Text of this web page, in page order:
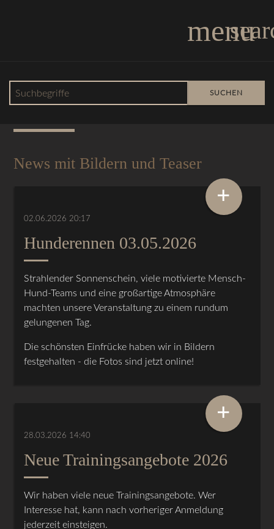
menu
Suchbegriffe SUCHEN
News
News mit Bildern und Teaser
02.06.2026 20:17
Hunderennen 03.05.2026
Strahlender Sonnenschein, viele motivierte Mensch-
Hund-Teams und eine großartige Atmosphäre
machten unsere Veranstaltung zu einem rundum
gelungenen Tag.
Die schönsten Einfrücke haben wir in Bildern
festgehalten - die Fotos sind jetzt online!
+
28.03.2026 14:40
Neue Trainingsangebote 2026
Wir haben viele neue Trainingsangebote. Wer
Interesse hat, kann nach vorheriger Anmeldung
jederzeit einsteigen.
+